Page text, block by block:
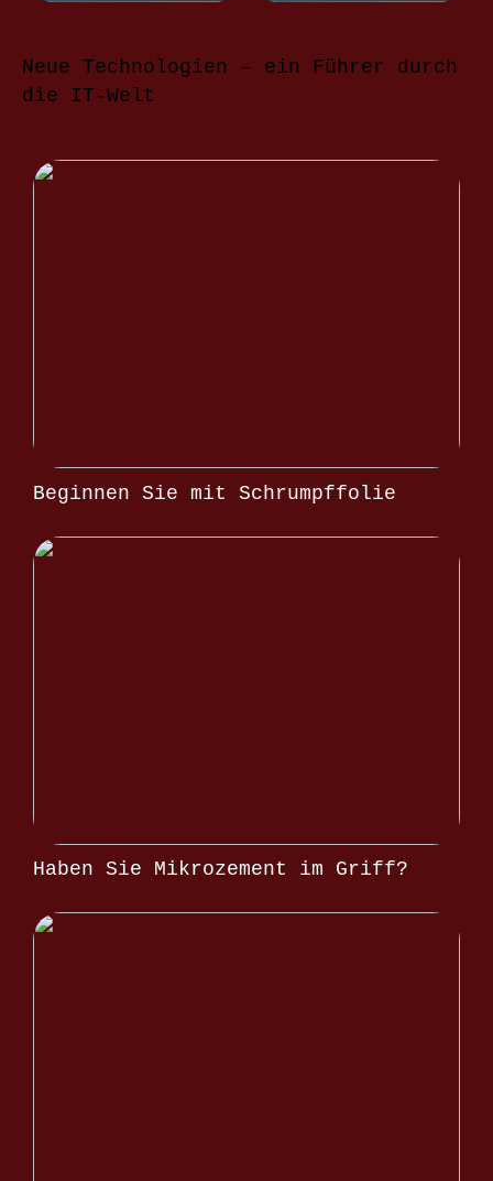
Neue Technologien – ein Führer durch
die IT-Welt
Beginnen Sie mit Schrumpffolie
Haben Sie Mikrozement im Griff?